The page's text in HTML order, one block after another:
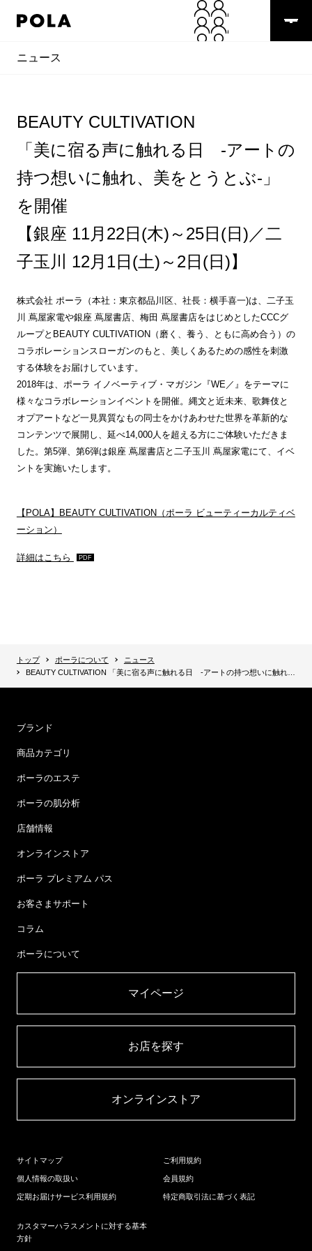
ニュース
BEAUTY CULTIVATION
「美に宿る声に触れる日 -アートの
持つ想いに触れ、美をとうとぶ-」
を開催
【銀座 11月22日(木)～25日(日)／二
子玉川 12月1日(土)～2日(日)】
株式会社 ポーラ（本社：東京都品川区、社長：横手喜一)は、二子玉
川 蔦屋家電や銀座 蔦屋書店、梅田 蔦屋書店をはじめとしたCCCグ
ループとBEAUTY CULTIVATION（磨く、養う、ともに高め合う）の
コラボレーションスローガンのもと、美しくあるための感性を刺激
する体験をお届けしています。
2018年は、ポーラ イノベーティブ・マガジン『WE／』をテーマに
様々なコラボレーションイベントを開催。縄文と近未来、歌舞伎と
オプアートなど一見異質なもの同士をかけあわせた世界を革新的な
コンテンツで展開し、延べ14,000人を超える方にご体験いただきま
した。第5弾、第6弾は銀座 蔦屋書店と二子玉川 蔦屋家電にて、イベ
ントを実施いたします。
【POLA】BEAUTY CULTIVATION（ポーラ ビューティーカルティベ
ーション）
詳細はこちら
トップ ポーラについて
ニュース
BEAUTY CULTIVATION 「美に宿る声に触れる日 -アートの持つ想いに触れ、美をとうとぶ-」を開催 【銀座 11月22日(木)～25日(日)／二子玉川 12月1日(土)～2日(日)】
ブランド
商品カテゴリ
ポーラのエステ
ポーラの肌分析
店舗情報
オンラインストア
ポーラ プレミアム パス
お客さまサポート
コラム
ポーラについて
マイページ​
お店を探す​
オンラインストア​
サイトマップ
個人情報の取扱い
定期お届けサービス利用規約
ご利用規約
会員規約
特定商取引法に基づく表記
カスタマーハラスメントに対する基本
方針